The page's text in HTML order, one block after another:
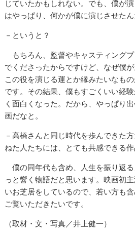
じていたかもしれない。でも、僕が
はやっぱり、何かが僕に演じさせたん
－というと？
もちろん、監督やキャスティング
でくださったからですけど、なぜ僕が
この役を演じる運とか縁みたいなも
です。その結果、僕もすごくいい経
く面白くなった。だから、やっぱり
画だなと。
－高橋さんと同じ時代を歩んできた
ねた人たちには、とても共感できる作
僕の同年代も含め、人生を振り返
っと響く物語だと思います。映画初
いお芝居をしているので、若い方も
ご覧いただきたいです。
（取材・文・写真／井上健一）